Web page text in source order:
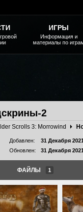
2
Scrolls 3: Morrowind
Добавлен:
31 Декабря
Обновлен:
31 Декабря
ФАЙЛЫ 1
ИГРЫ
Информация и
материалы по